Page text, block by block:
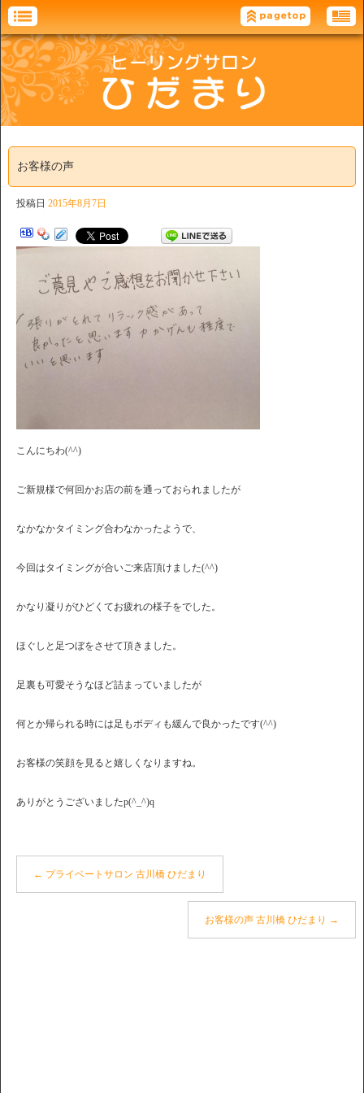
お客様の声
投稿日 2015年8月7日
こんにちわ(^^)
ご新規様で何回かお店の前を通っておられましたが
なかなかタイミング合わなかったようで、
今回はタイミングが合いご来店頂けました(^^)
かなり凝りがひどくてお疲れの様子をでした。
ほぐしと足つぼをさせて頂きました。
足裏も可愛そうなほど詰まっていましたが
何とか帰られる時には足もボディも緩んで良かったです(^^)
お客様の笑顔を見ると嬉しくなりますね。
ありがとうございましたp(^_^)q
← プライベートサロン 古川橋 ひだまり
お客様の声 古川橋 ひだまり →